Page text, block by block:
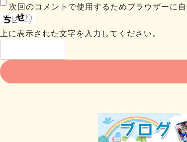
次回のコメントで使用するためブラウザーに
上に表示された文字を入力してください。